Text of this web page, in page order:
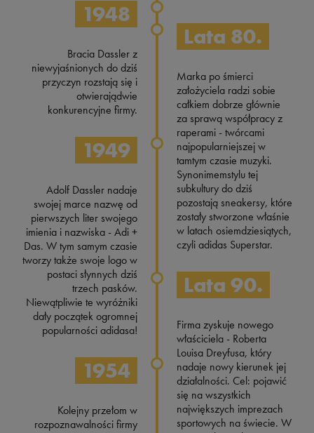
1948
Bracia Dassler z
niewyjaśnionych do dziś
przyczyn rozstają się i
otwierajądwie
konkurencyjne firmy.
1949
Adolf Dassler nadaje
swojej marce nazwę od
pierwszych liter swojego
imienia i nazwiska - Adi +
Das. W tym samym czasie
tworzy także swoje logo w
postaci słynnych dziś
trzech pasków.
Niewątpliwie te wyróżniki
dały początek ogromnej
popularności adidasa!
1954
Kolejny przełom w
rozpoznawalności firmy
Lata 80.
Marka po śmierci
założyciela radzi sobie
całkiem dobrze głównie
za sprawą współpracy z
raperami - twórcami
najpopularniejszej w
tamtym czasie muzyki.
Synonimemstylu tej
subkultury do dziś
pozostają sneakersy, które
zostały stworzone właśnie
w latach osiemdziesiątych,
czyli adidas Superstar.
Lata 90.
Firma zyskuje nowego
właściciela - Roberta
Louisa Dreyfusa, który
nadaje nowy kierunek jej
działalności. Cel: pojawić
się na wszystkich
największych imprezach
sportowych na świecie. W